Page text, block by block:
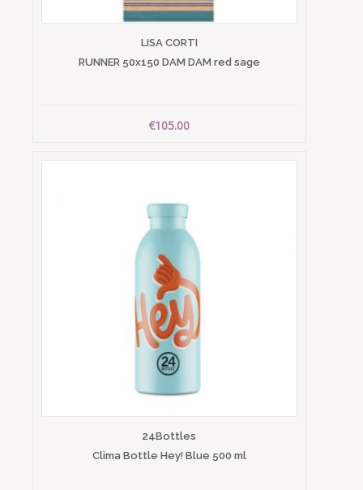
LISA CORTI
RUNNER 50x150 DAM DAM red sage
€105.00
24Bottles
Clima Bottle Hey! Blue 500 ml